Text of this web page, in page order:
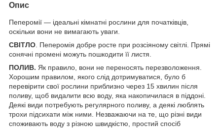
Опис
Пеперомії — ідеальні кімнатні рослини для початківців,
оскільки вони не вимагають уваги.
СВІТЛО . Пеперомія добре росте при розсіяному світлі. Прямі
сонячні промені можуть пошкодити її листя.
ПОЛИВ. Як правило, вони не переносять перезволоження.
Хорошим правилом, якого слід дотримуватися, було б
перевірити свої рослини приблизно через 15 хвилин після
поливу, щоб видалити всю воду, яка накопичилася в піддоні.
Деякі види потребують регулярного поливу, а деякі люблять
трохи підсихати між ними. Незважаючи на те, що різні види
споживають воду з різною швидкістю, простий спосіб